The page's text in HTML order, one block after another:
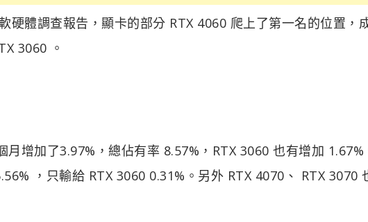
硬體調查報告，顯卡的部分 RTX 4060 爬上了第一名的位置，
3060 。
月增加了3.97%，總佔有率 8.57%，RTX 3060 也有增加 1.67%
，只輸給 RTX 3060 0.31%。另外 RTX 4070、 RTX 3070